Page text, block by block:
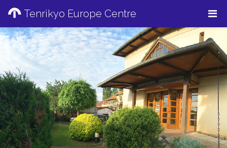
Tenrikyo Europe Centre